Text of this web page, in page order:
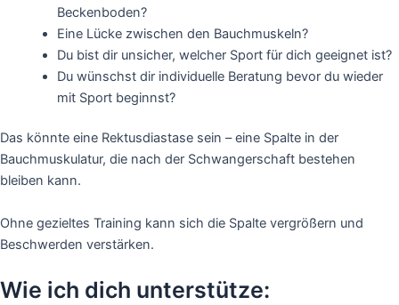
Beckenboden?
Eine Lückezwischen den Bauchmuskeln?
Du bist dir unsicher, welcher Sport für dich geeignet ist?
Du wünschst dir individuelle Beratung bevor du wieder
mit Sport beginnst?
Das könnte eine Rektusdiastase sein – eine Spalte in der
Bauchmuskulatur, die nach der Schwangerschaft bestehen
bleiben kann.
Ohne gezieltes Training kann sich die Spalte vergrößern und
Beschwerden verstärken.
Wie ich dich unterstütze: